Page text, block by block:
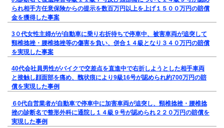
られ相手方任意保険からの提示を数百万円以上を上げ１５００万円の賠償
金を獲得した事案
3０代女性主婦がが自動車に乗り右折待ちで停車中、被害車両が追突して
頸椎捻挫・腰椎捻挫等の傷害を負い、併合１４級となり３４０万円の賠償
を実現した事案
40代会社員男性がバイクで交差点を直進中で右折しようとした相手車両
と接触し顔面部を痛め、醜状痕により9級16号が認められ約700万円の賠
償を実現した事例
６0代自営業者が自動車で停車中に加害車両が追突し、頸椎捻挫・腰椎捻
挫の診断名で整形外科に通院し１４級９号が認められ２２０万円の賠償を
実現した事例